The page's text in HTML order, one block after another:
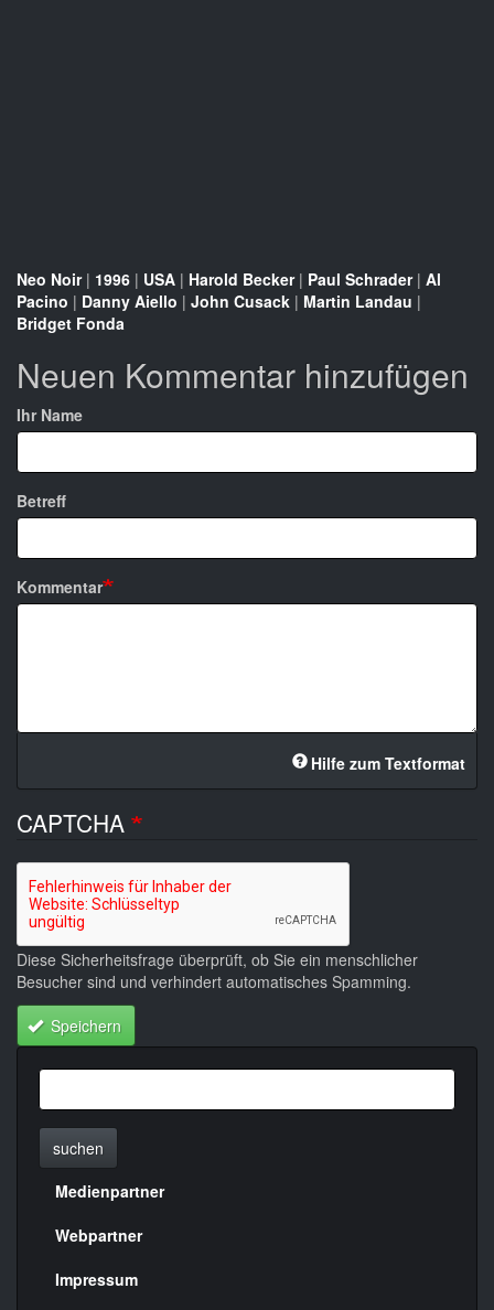
Neo Noir| 1996 | USA | Harold Becker| Paul Schrader| Al
Pacino | Danny Aiello | John Cusack | Martin Landau |
Bridget Fonda
Neuen Kommentar hinzufügen
Ihr Name
Betreff
Kommentar
Hilfe zum Textformat
CAPTCHA
Diese Sicherheitsfrage überprüft, ob Sie ein menschlicher
Besucher sind und verhindert automatisches Spamming.
Speichern
suchen
Menülinks
rechte
Seite
Medienpartner
Webpartner
Impressum